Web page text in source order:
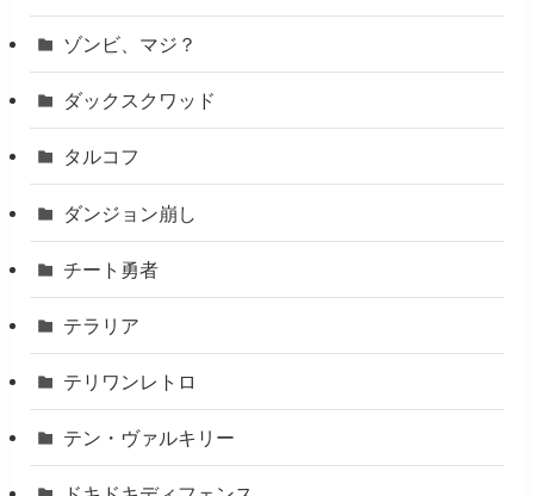
ゾンビ、マジ？
ダックスクワッド
タルコフ
ダンジョン崩し
チート勇者
テラリア
テリワンレトロ
テン・ヴァルキリー